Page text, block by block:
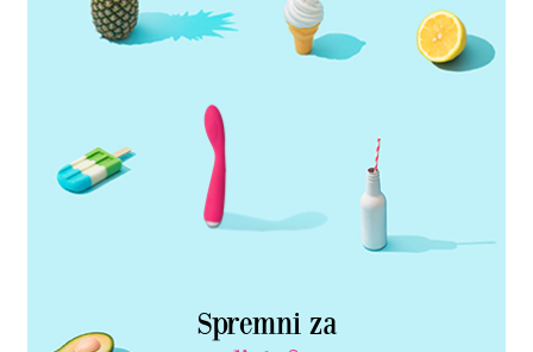
Spremni za